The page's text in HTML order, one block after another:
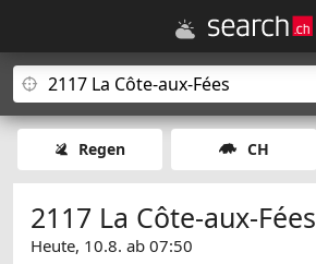
Regen CH
2117 La Côte-aux-Fées
Heute, 10.8. ab 07:50